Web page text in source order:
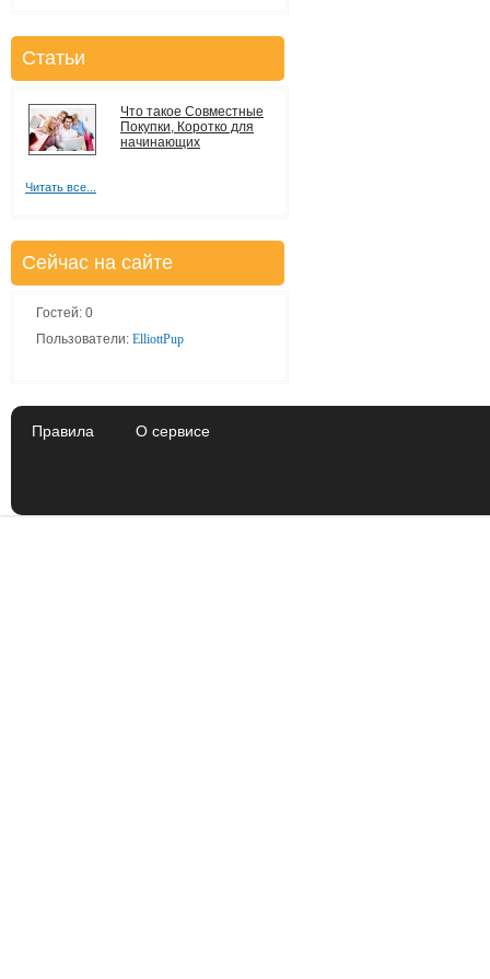
Статьи
Что такое Совместные
Покупки, Коротко для
начинающих
Читать все...
Сейчас на сайте
Гостей: 0
Пользователи: ElliottPup
Правила О сервисе